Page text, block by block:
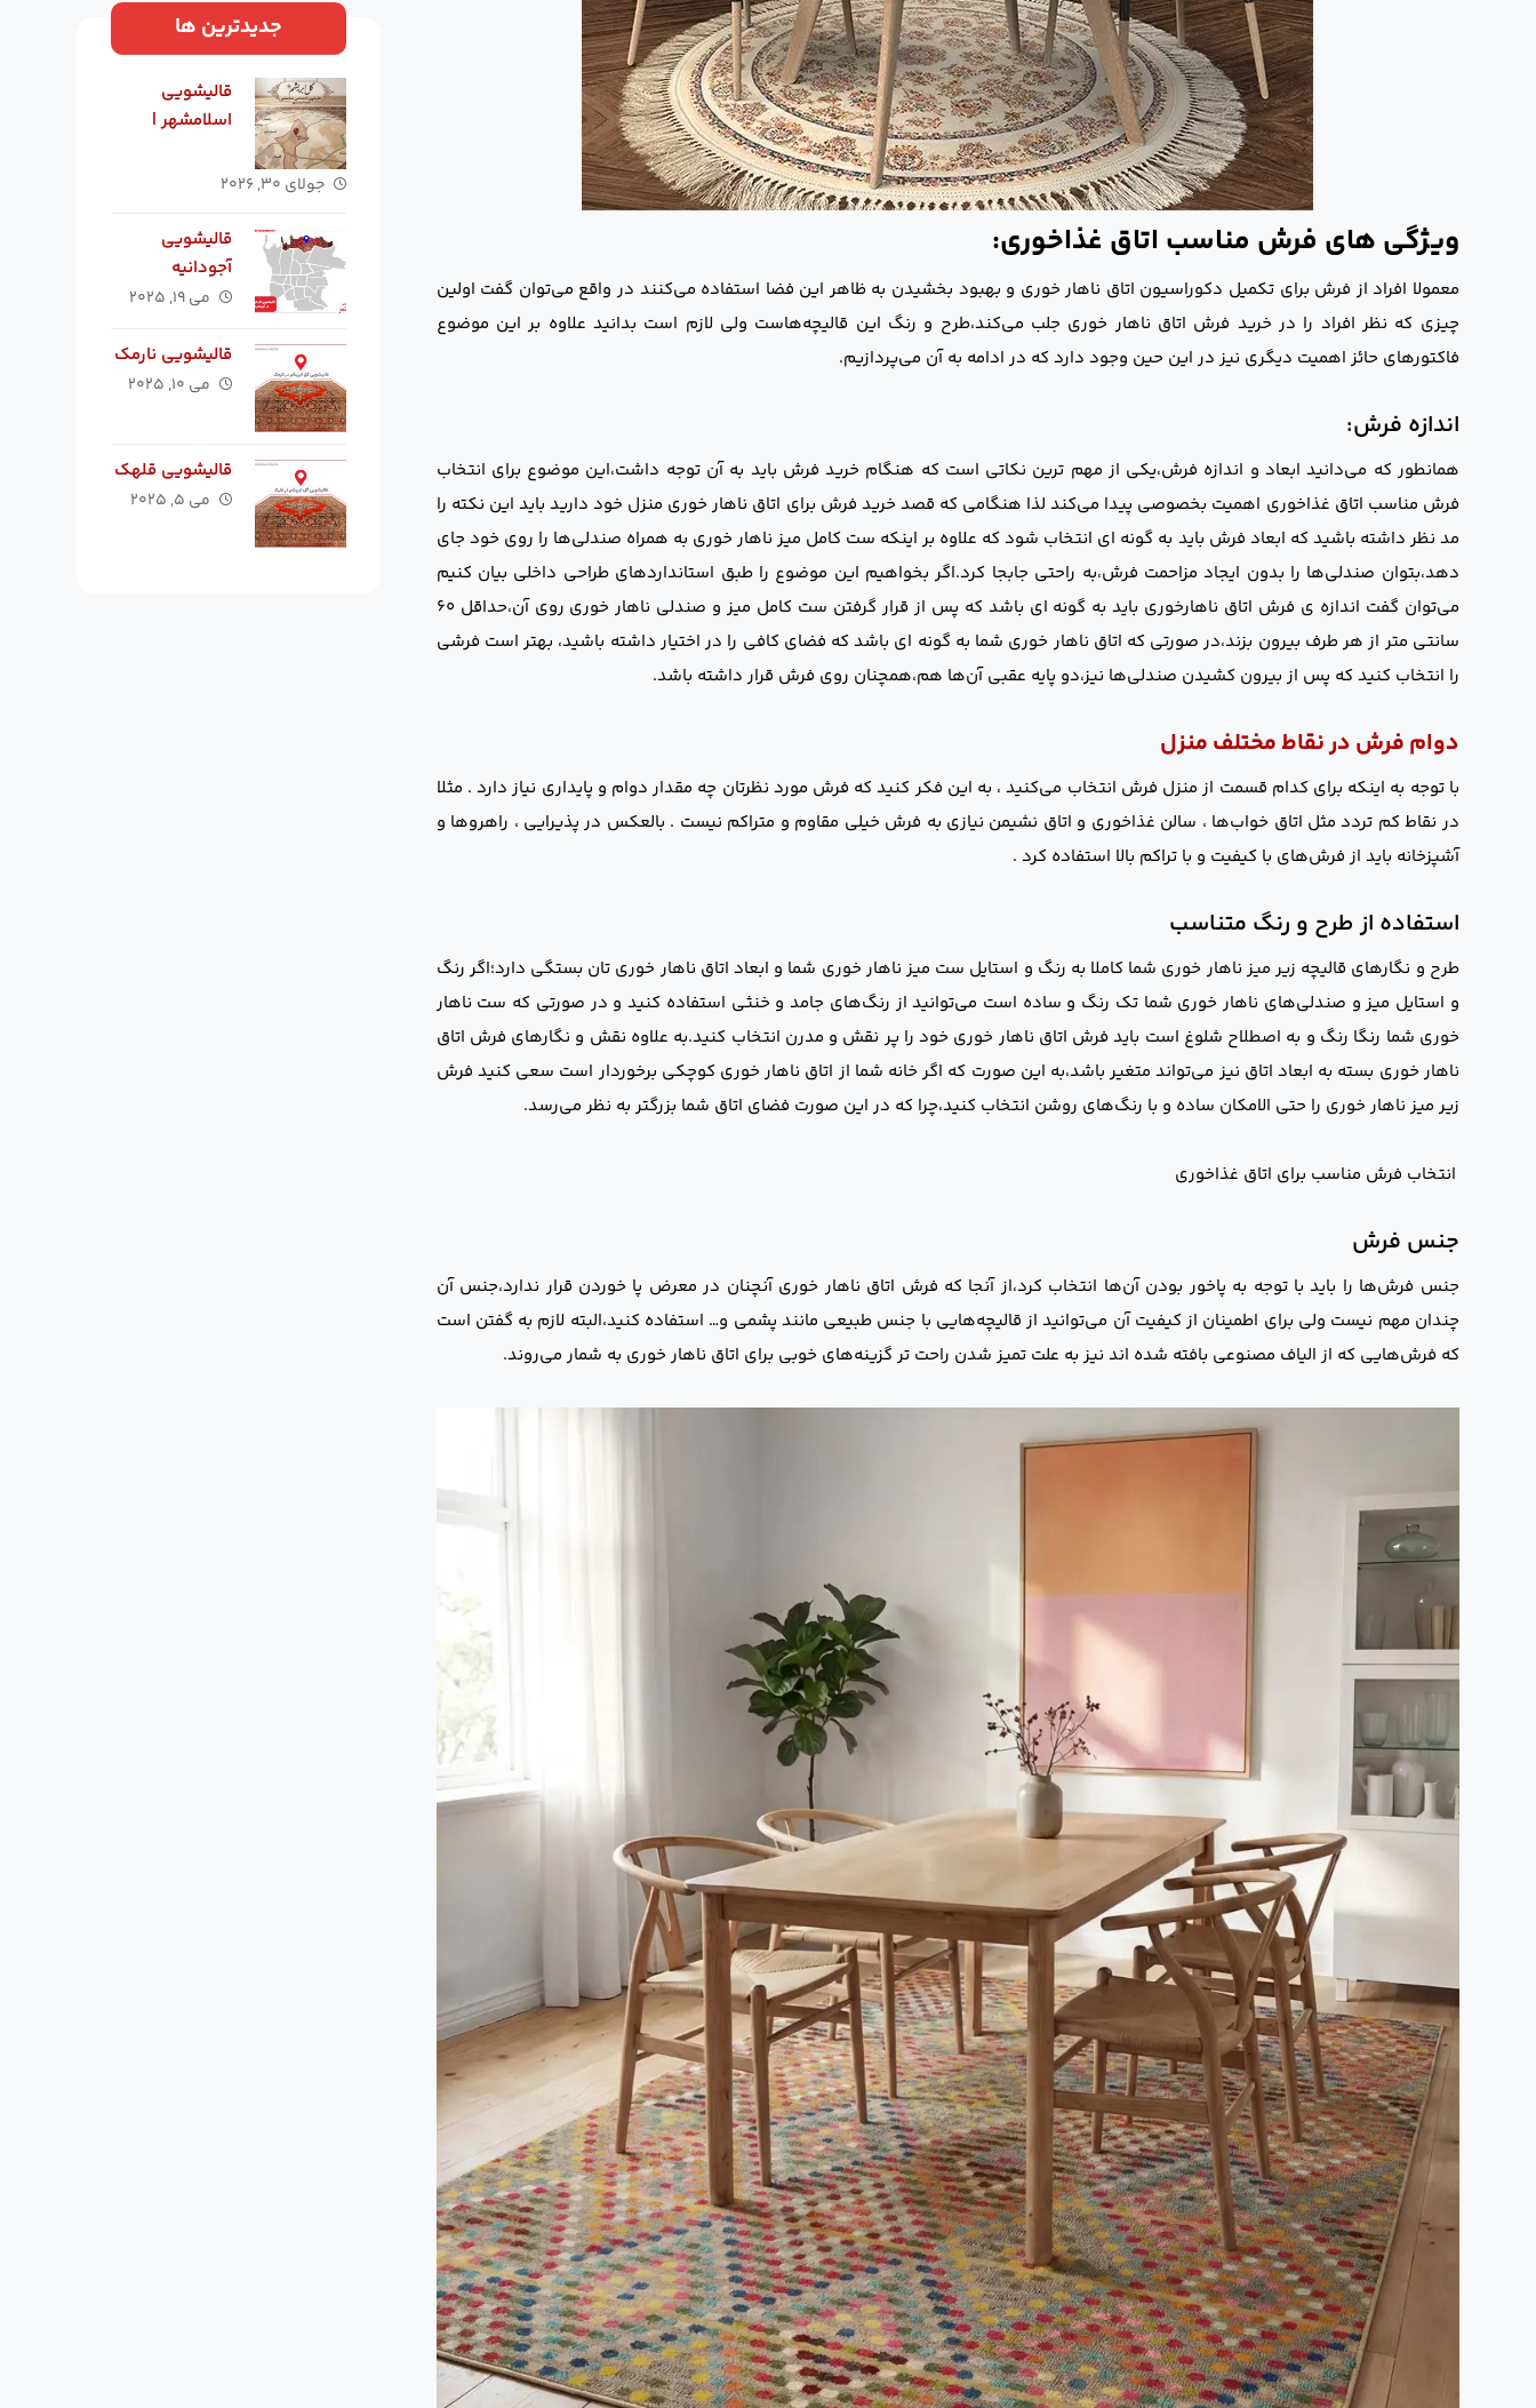
ویژگی های فرش مناسب اتاق غذاخوری:
معمولا افراد از فرش برای تکمیل دکوراسیون اتاق ناهار خوری و بهبود بخشیدن به ظاهر این فضا استفاده می‌کنند در واقع می‌توان گفت اولین
چیزی که نظر افراد را در خرید فرش اتاق ناهار خوری جلب می‌کند،طرح و رنگ این قالیچه‌هاست ولی لازم است بدانید علاوه بر این موضوع
فاکتورهای حائز اهمیت دیگری نیز در این حین وجود دارد که در ادامه به آن می‌پردازیم.
اندازه فرش:
همانطور که می‌دانید ابعاد و اندازه فرش،یکی از مهم ترین نکاتی است که هنگام خرید فرش باید به آن توجه داشت،این موضوع برای انتخاب
فرش مناسب اتاق غذاخوری اهمیت بخصوصی پیدا می‌کند لذا هنگامی که قصد خرید فرش برای اتاق ناهار خوری منزل خود دارید باید این نکته را
مد نظر داشته باشید که ابعاد فرش باید به گونه ای انتخاب شود که علاوه بر اینکه ست کامل میز ناهار خوری به همراه صندلی‌ها را روی خود جای
دهد،بتوان صندلی‌ها را بدون ایجاد مزاحمت فرش،به راحتی جابجا کرد.اگر بخواهیم این موضوع را طبق استانداردهای طراحی داخلی بیان کنیم
می‌توان گفت اندازه ی فرش اتاق ناهارخوری باید به گونه ای باشد که پس از قرار گرفتن ست کامل میز و صندلی ناهار خوری روی آن،حداقل ۶۰
سانتی متر از هر طرف بیرون بزند،در صورتی که اتاق ناهار خوری شما به گونه ای باشد که فضای کافی را در اختیار داشته باشید، بهتر است فرشی
را انتخاب کنید که پس از بیرون کشیدن صندلی‌ها نیز،دو پایه عقبی آن‌ها هم،همچنان روی فرش قرار داشته باشد.
دوام فرش در نقاط مختلف منزل
با توجه به اینکه برای کدام قسمت از منزل فرش انتخاب می‌کنید ، به این فکر کنید که فرش مورد نظرتان چه مقدار دوام و پایداری نیاز دارد . مثلا
در نقاط کم تردد مثل اتاق خواب‌ها ، سالن غذاخوری و اتاق نشیمن نیازی به فرش خیلی مقاوم و متراکم نیست . بالعکس در پذیرایی ، راهروها و
آشپزخانه باید از فرش‌های با کیفیت و با تراکم بالا استفاده کرد .
استفاده از طرح و رنگ متناسب
طرح و نگار‌های قالیچه زیر میز ناهار خوری شما کاملا به رنگ و استایل ست میز ناهار خوری شما و ابعاد اتاق ناهار خوری تان بستگی دارد؛اگر رنگ
و استایل میز و صندلی‌های ناهار خوری شما تک رنگ و ساده است می‌توانید از رنگ‌های جامد و خنثی استفاده کنید و در صورتی که ست ناهار
خوری شما رنگا رنگ و به اصطلاح شلوغ است باید فرش اتاق ناهار خوری خود را پر نقش و مدرن انتخاب کنید.به علاوه نقش و نگارهای فرش اتاق
ناهار خوری بسته به ابعاد اتاق نیز می‌تواند متغیر باشد،به این صورت که اگر خانه شما از اتاق ناهار خوری کوچکی برخوردار است سعی کنید فرش
زیر میز ناهار خوری را حتی الامکان ساده و با رنگ‌های روشن انتخاب کنید،چرا که در این صورت فضای اتاق شما بزرگتر به نظر می‌رسد.
انتخاب فرش مناسب برای اتاق غذاخوری
جنس فرش
جنس فرش‌ها را باید با توجه به پاخور بودن آن‌ها انتخاب کرد،از آنجا که فرش اتاق ناهار خوری آنچنان در معرض پا خوردن قرار ندارد،جنس آن
چندان مهم نیست ولی برای اطمینان از کیفیت آن می‌توانید از قالیچه‌هایی با جنس طبیعی مانند پشمی و… استفاده کنید،البته لازم به گفتن است
که فرش‌هایی که از الیاف مصنوعی بافته شده اند نیز به علت تمیز شدن راحت تر گزینه‌های خوبی برای اتاق ناهار خوری به شمار می‌روند.
جدیدترین ها
قالیشویی
اسلامشهر |
قالیشویی در
جولای ۳۰, ۲۰۲۶
قالیشویی
آجودانیه
می ۱۹, ۲۰۲۵
قالیشویی نارمک
می ۱۰, ۲۰۲۵
قالیشویی قلهک
می ۵, ۲۰۲۵